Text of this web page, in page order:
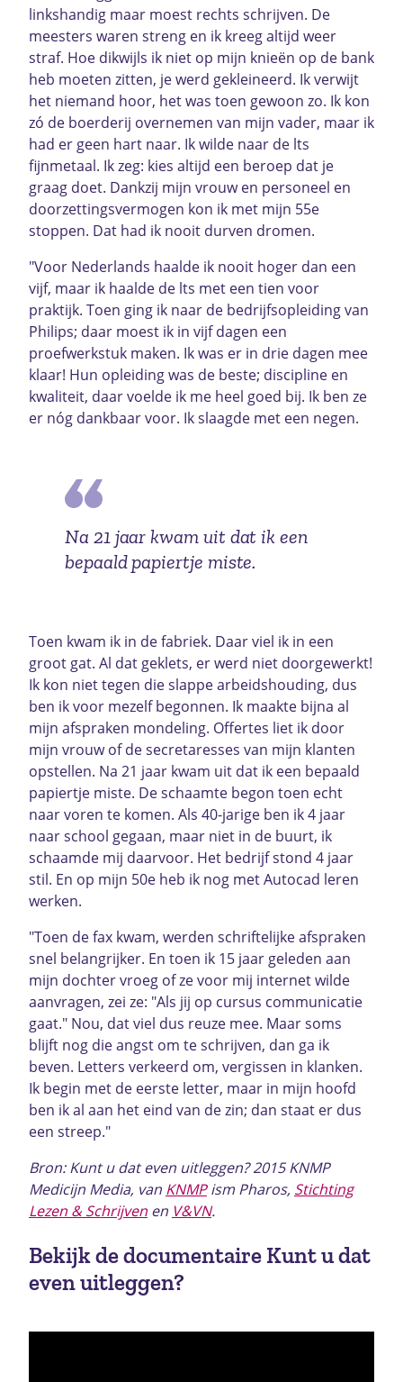
linkshandig maar moest rechts schrijven. De
meesters waren streng en ik kreeg altijd weer
straf. Hoe dikwijls ik niet op mijn knieën op de bank
heb moeten zitten, je werd gekleineerd. Ik verwijt
het niemand hoor, het was toen gewoon zo. Ik kon
zó de boerderij overnemen van mijn vader, maar ik
had er geen hart naar. Ik wilde naar de lts
fijnmetaal. Ik zeg: kies altijd een beroep dat je
graag doet. Dankzij mijn vrouw en personeel en
doorzettingsvermogen kon ik met mijn 55e
stoppen. Dat had ik nooit durven dromen.
"Voor Nederlands haalde ik nooit hoger dan een
vijf, maar ik haalde de lts met een tien voor
praktijk. Toen ging ik naar de bedrijfsopleiding van
Philips; daar moest ik in vijf dagen een
proefwerkstuk maken. Ik was er in drie dagen mee
klaar! Hun opleiding was de beste; discipline en
kwaliteit, daar voelde ik me heel goed bij. Ik ben ze
er nóg dankbaar voor. Ik slaagde met een negen.
Na 21 jaar kwam uit dat ik een
bepaald papiertje miste.
Toen kwam ik in de fabriek. Daar viel ik in een
groot gat. Al dat geklets, er werd niet doorgewerkt!
Ik kon niet tegen die slappe arbeidshouding, dus
ben ik voor mezelf begonnen. Ik maakte bijna al
mijn afspraken mondeling. Offertes liet ik door
mijn vrouw of de secretaresses van mijn klanten
opstellen. Na 21 jaar kwam uit dat ik een bepaald
papiertje miste. De schaamte begon toen echt
naar voren te komen. Als 40-jarige ben ik 4 jaar
naar school gegaan, maar niet in de buurt, ik
schaamde mij daarvoor. Het bedrijf stond 4 jaar
stil. En op mijn 50e heb ik nog met Autocad leren
werken.
"Toen de fax kwam, werden schriftelijke afspraken
snel belangrijker. En toen ik 15 jaar geleden aan
mijn dochter vroeg of ze voor mij internet wilde
aanvragen, zei ze: "Als jij op cursus communicatie
gaat." Nou, dat viel dus reuze mee. Maar soms
blijft nog die angst om te schrijven, dan ga ik
beven. Letters verkeerd om, vergissen in klanken.
Ik begin met de eerste letter, maar in mijn hoofd
ben ik al aan het eind van de zin; dan staat er dus
een streep."
Bron: Kunt u dat even uitleggen? 2015 KNMP
Medicijn Media, van KNMPism Pharos, Stichting
Lezen & Schrijven en V&VN.
Bekijk de documentaire Kunt u dat
even uitleggen?